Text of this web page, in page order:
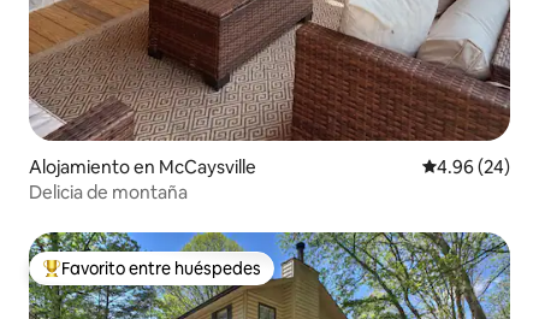
Alojamiento en McCaysville Calificación
4.96 (24)
Delicia de montaña
Favorito entre huéspedes preferido
Favorito entre huéspedes